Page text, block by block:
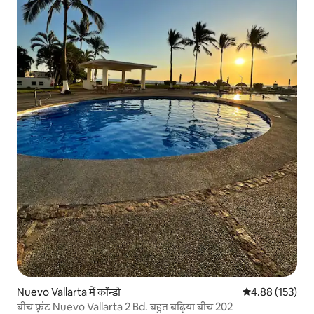
Nuevo Vallarta में कॉन्डो औसत रेटिंग 5 में से
4.88 (153)
बीच फ़्रंट Nuevo Vallarta 2 Bd. बहुत बढ़िया बीच 202